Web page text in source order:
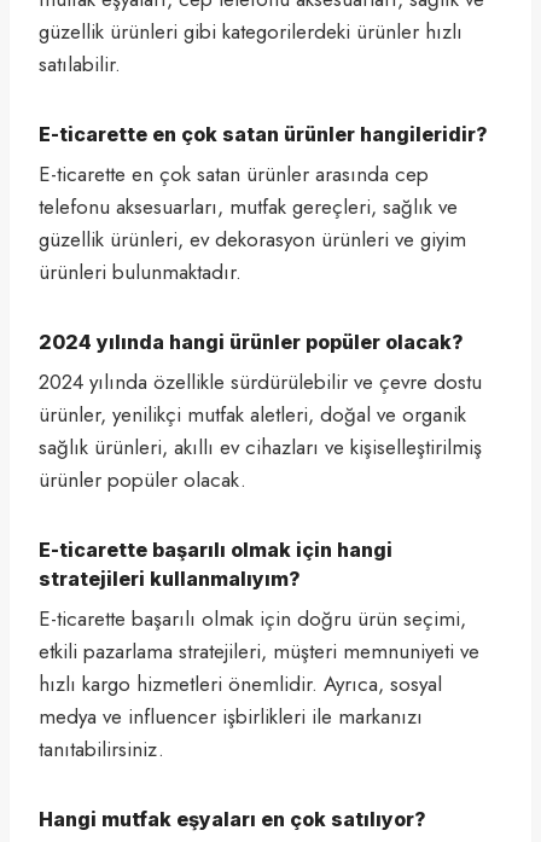
güzellik ürünleri gibi kategorilerdeki ürünler hızlı
satılabilir.
E-ticarette en çok satan ürünler hangileridir?
E-ticarette en çok satan ürünler arasında cep
telefonu aksesuarları, mutfak gereçleri, sağlık ve
güzellik ürünleri, ev dekorasyon ürünleri ve giyim
ürünleri bulunmaktadır.
2024 yılında hangi ürünler popüler olacak?
2024 yılında özellikle sürdürülebilir ve çevre dostu
ürünler, yenilikçi mutfak aletleri, doğal ve organik
sağlık ürünleri, akıllı ev cihazları ve kişiselleştirilmiş
ürünler popüler olacak.
E-ticarette başarılı olmak için hangi
stratejileri kullanmalıyım?
E-ticarette başarılı olmak için doğru ürün seçimi,
etkili pazarlama stratejileri, müşteri memnuniyeti ve
hızlı kargo hizmetleri önemlidir. Ayrıca, sosyal
medya ve influencer işbirlikleri ile markanızı
tanıtabilirsiniz.
Hangi mutfak eşyaları en çok satılıyor?